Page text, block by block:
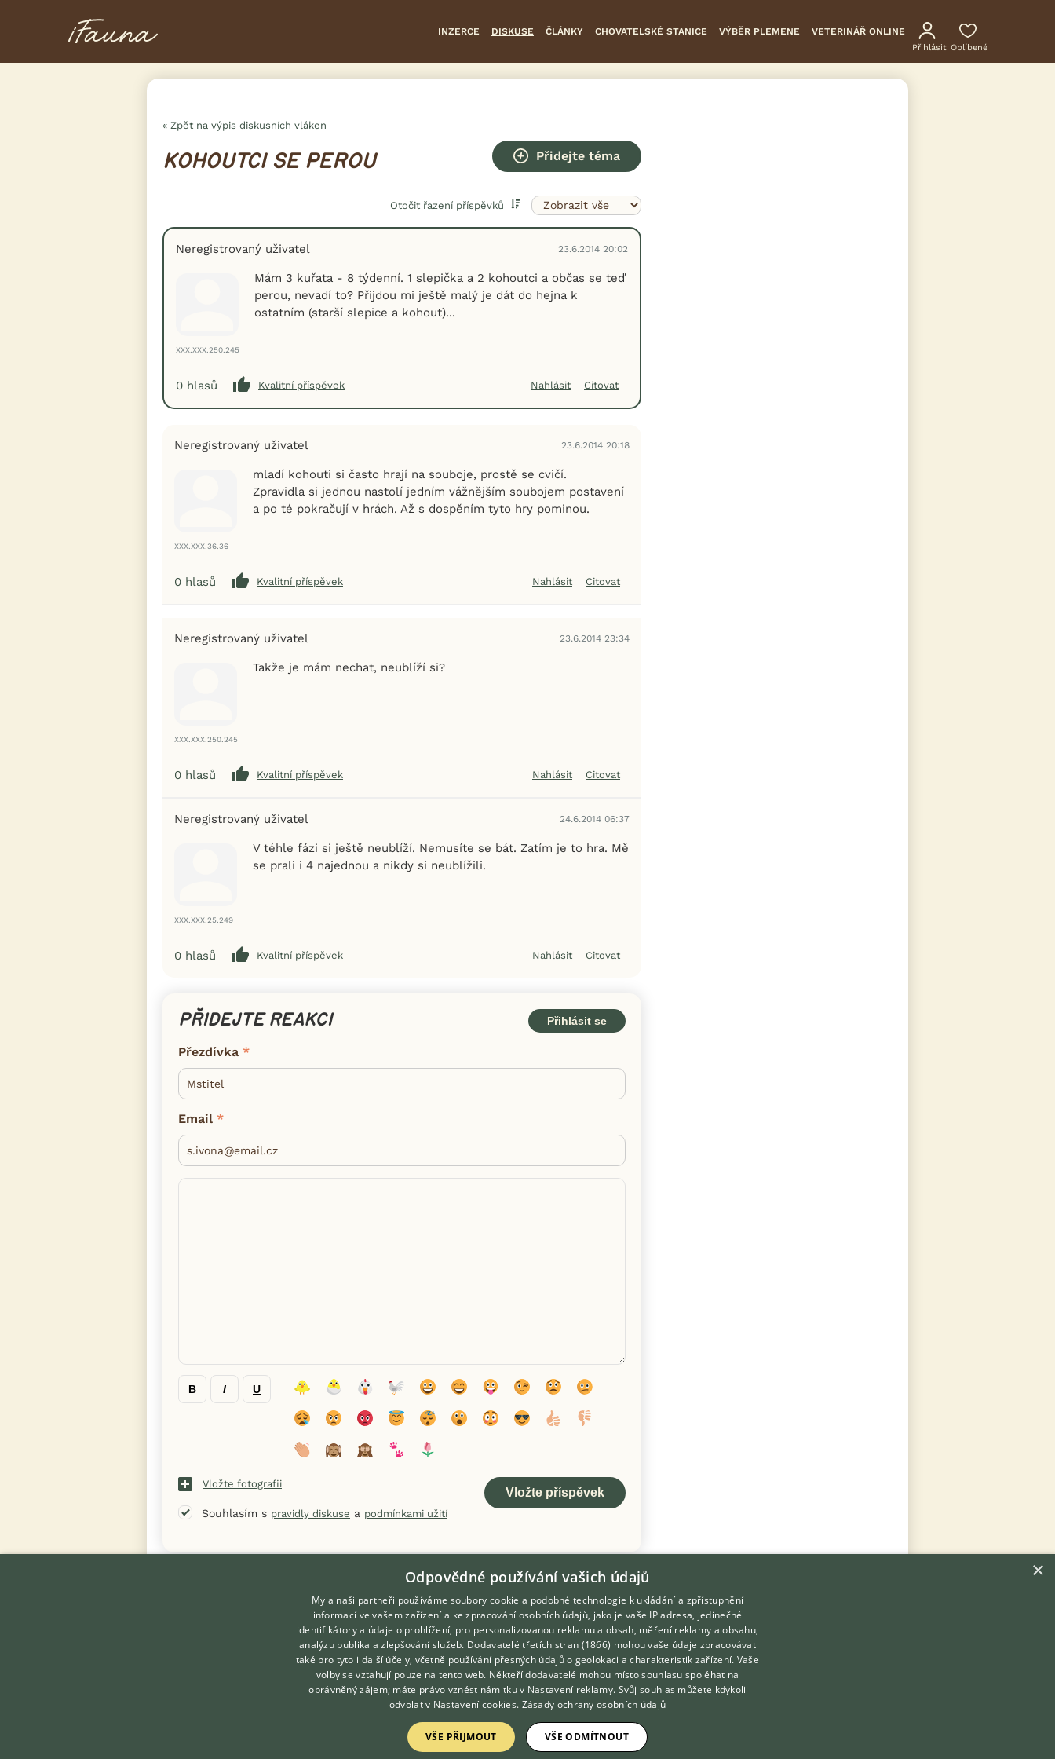
INZERCE DISKUSE ČLÁNKY CHOVATELSKÉ STANICE VÝBĚR PLEMENE VETERINÁŘ ONLINE
Přihlásit Oblíbené
« Zpět na výpis diskusních vláken
KOHOUTCI SE PEROU Přidejte téma
Otočit řazení příspěvků
Neregistrovaný uživatel 23.6.2014 20:02
XXX.XXX.250.245
Mám 3 kuřata - 8 týdenní. 1 slepička a 2 kohoutci a občas se teď
perou, nevadí to? Přijdou mi ještě malý je dát do hejna k
ostatním (starší slepice a kohout)...
0 hlasů Kvalitní příspěvek Nahlásit Citovat
Neregistrovaný uživatel 23.6.2014 20:18
XXX.XXX.36.36
mladí kohouti si často hrají na souboje, prostě se cvičí.
Zpravidla si jednou nastolí jedním vážnějším soubojem postavení
a po té pokračují v hrách. Až s dospěním tyto hry pominou.
0 hlasů Kvalitní příspěvek Nahlásit Citovat
Neregistrovaný uživatel 23.6.2014 23:34
XXX.XXX.250.245
Takže je mám nechat, neublíží si?
0 hlasů Kvalitní příspěvek Nahlásit Citovat
Neregistrovaný uživatel 24.6.2014 06:37
XXX.XXX.25.249
V téhle fázi si ještě neublíží. Nemusíte se bát. Zatím je to hra. Mě
se prali i 4 najednou a nikdy si neublížili.
0 hlasů Kvalitní příspěvek Nahlásit Citovat
PŘIDEJTE REAKCI Přihlásit se
Přezdívka
Email
B I U
Vložte fotografii
Souhlasím s pravidly diskuse a podmínkami užití
KONTAKT DO REDAKCE
DOMOVSKÁ STRÁNKA
INZERCE
DISKUSE
O nás
Kontakt
Možnosti zvýraznění inzerátů
Zpracování osobních údajů
×
Odpovědné používání vašich údajů
My a naši partneři používáme soubory cookie a podobné technologie k ukládání a zpřístupnění
informací ve vašem zařízení a ke zpracování osobních údajů, jako je vaše IP adresa, jedinečné
identifikátory a údaje o prohlížení, pro personalizovanou reklamu a obsah, měření reklamy a obsahu,
analýzu publika a zlepšování služeb. Dodavatelé třetích stran (1866) mohou vaše údaje zpracovávat
také pro tyto i další účely, včetně používání přesných údajů o geolokaci a charakteristik zařízení. Vaše
volby se vztahují pouze na tento web. Někteří dodavatelé mohou místo souhlasu spoléhat na
oprávněný zájem; máte právo vznést námitku v Nastavení reklamy. Svůj souhlas můžete kdykoli
odvolat v Nastavení cookies. Zásady ochrany osobních údajů
VŠE PŘIJMOUT VŠE ODMÍTNOUT